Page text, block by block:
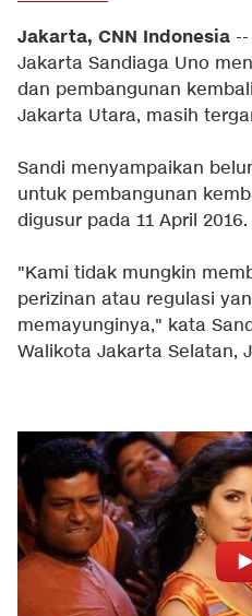
Jakarta, CNN Indonesia
Jakarta Sandiaga Uno
dan pembangunan
Jakarta Utara, masih
Sandi menyampaikan
untuk pembangunan
digusur pada 11 April 2016.
"Kami tidak mungkin
perizinan atau regulasi
memayunginya," kata
Walikota Jakarta Selatan,